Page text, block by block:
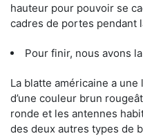
hauteur pour pouvoir se
cadres de portes pendant
Pour finir, nous avons
La blatte américaine a
d’une couleur brun
ronde et les antennes
des deux autres types de